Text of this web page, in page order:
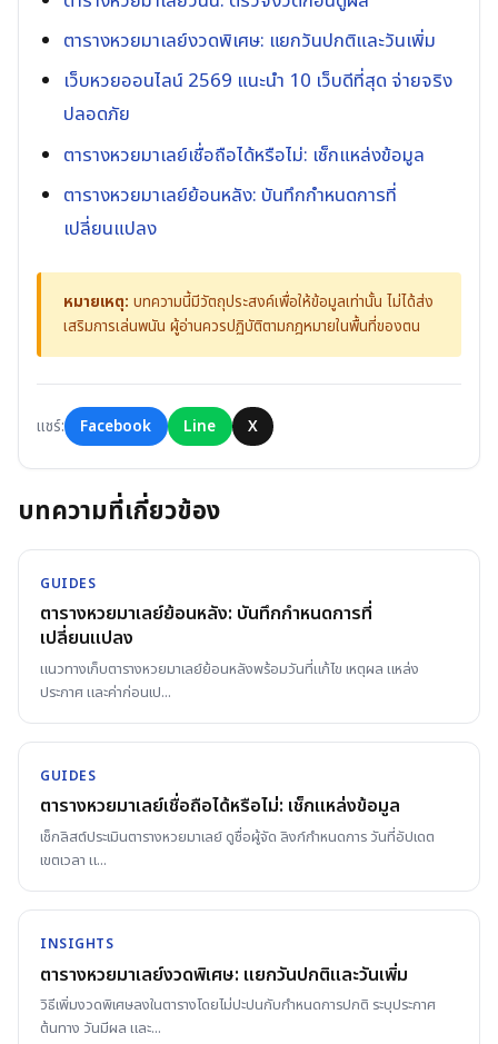
ตารางหวยมาเลย์งวดพิเศษ: แยกวันปกติและวันเพิ่ม
เว็บหวยออนไลน์ 2569 แนะนำ 10 เว็บดีที่สุด จ่ายจริง
ปลอดภัย
ตารางหวยมาเลย์เชื่อถือได้หรือไม่: เช็กแหล่งข้อมูล
ตารางหวยมาเลย์ย้อนหลัง: บันทึกกำหนดการที่
เปลี่ยนแปลง
หมายเหตุ: บทความนี้มีวัตถุประสงค์เพื่อให้ข้อมูลเท่านั้น ไม่ได้ส่ง
เสริมการเล่นพนัน ผู้อ่านควรปฏิบัติตามกฎหมายในพื้นที่ของตน
แชร์: Facebook Line X
บทความที่เกี่ยวข้อง
GUIDES
ตารางหวยมาเลย์ย้อนหลัง: บันทึกกำหนดการที่
เปลี่ยนแปลง
แนวทางเก็บตารางหวยมาเลย์ย้อนหลังพร้อมวันที่แก้ไข เหตุผล แหล่ง
ประกาศ และค่าก่อนเป...
GUIDES
ตารางหวยมาเลย์เชื่อถือได้หรือไม่: เช็กแหล่งข้อมูล
เช็กลิสต์ประเมินตารางหวยมาเลย์ ดูชื่อผู้จัด ลิงก์กำหนดการ วันที่อัปเดต
เขตเวลา แ...
INSIGHTS
ตารางหวยมาเลย์งวดพิเศษ: แยกวันปกติและวันเพิ่ม
วิธีเพิ่มงวดพิเศษลงในตารางโดยไม่ปะปนกับกำหนดการปกติ ระบุประกาศ
ต้นทาง วันมีผล และ...